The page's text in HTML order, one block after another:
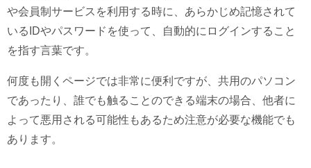
や会員制サービスを利用する時に、あらかじめ記憶されて
いるIDやパスワードを使って、自動的にログインすること
を指す言葉です。
何度も開くページでは非常に便利ですが、共用のパソコン
であったり、誰でも触ることのできる端末の場合、他者に
よって悪用される可能性もあるため注意が必要な機能でも
あります。